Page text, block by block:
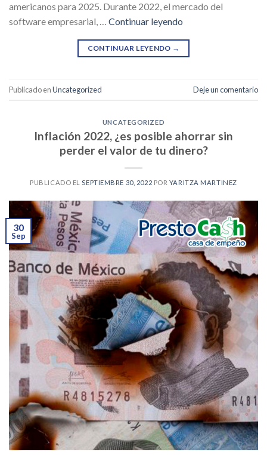
americanos para 2025. Durante 2022, el mercado del
software empresarial, … Continuar leyendo
CONTINUAR LEYENDO →
Publicado enUncategorized Deje un comentario
UNCATEGORIZED
Inflación 2022, ¿es posible ahorrar sin
perder el valor de tu dinero?
PUBLICADO ELSEPTIEMBRE 30, 2022 POR YARITZA MARTINEZ
30
Sep